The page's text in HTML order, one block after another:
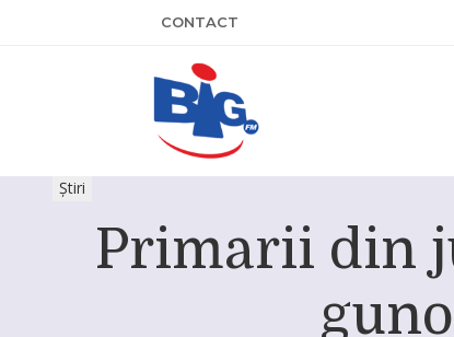
CONTACT
Știri
Primarii din